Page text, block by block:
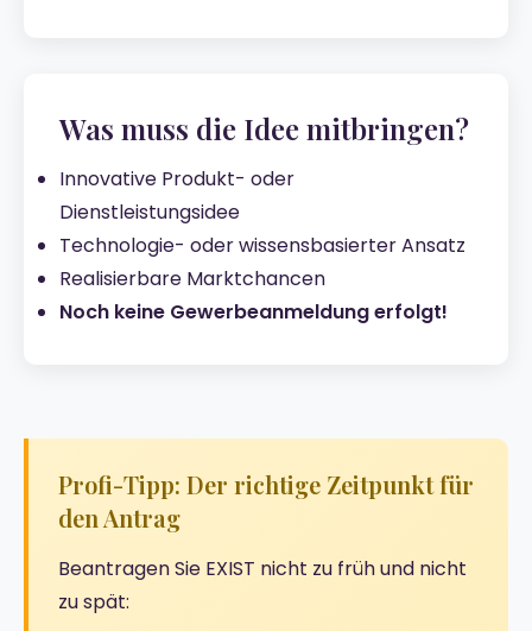
Was muss die Idee mitbringen?
Innovative Produkt- oder
Dienstleistungsidee
Technologie- oder wissensbasierter Ansatz
Realisierbare Marktchancen
Noch keine Gewerbeanmeldung erfolgt!
Profi-Tipp: Der richtige Zeitpunkt für
den Antrag
Beantragen Sie EXIST nicht zu früh und nicht
zu spät: